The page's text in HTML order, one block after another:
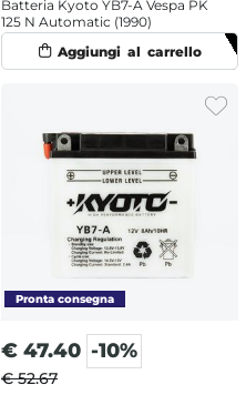
Batteria Kyoto YB7-A Vespa PK
125 N Automatic (1990)
€ 47.40 -10%
€ 52.67